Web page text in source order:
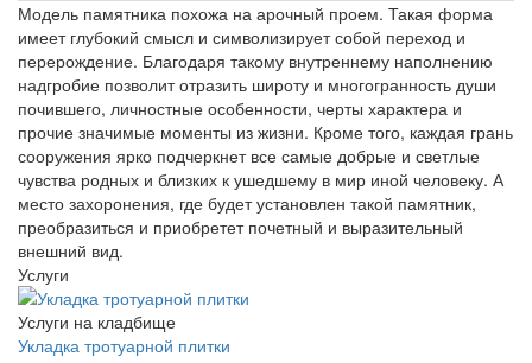
Модель памятника похожа на арочный проем. Такая форма
имеет глубокий смысл и символизирует собой переход и
перерождение. Благодаря такому внутреннему наполнению
надгробие позволит отразить широту и многогранность души
почившего, личностные особенности, черты характера и
прочие значимые моменты из жизни. Кроме того, каждая грань
сооружения ярко подчеркнет все самые добрые и светлые
чувства родных и близких к ушедшему в мир иной человеку. А
место захоронения, где будет установлен такой памятник,
преобразиться и приобретет почетный и выразительный
внешний вид.
Услуги
Услуги на кладбище
Укладка тротуарной плитки